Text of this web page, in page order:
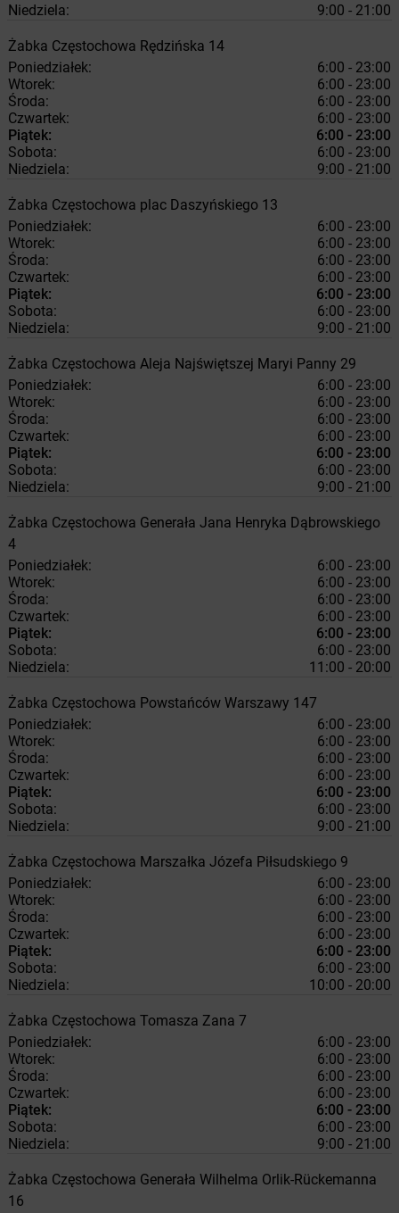
Niedziela:
9:00 - 21:00
Żabka Częstochowa Rędzińska 14
Poniedziałek:
6:00 - 23:00
Wtorek:
6:00 - 23:00
Środa:
6:00 - 23:00
Czwartek:
6:00 - 23:00
Piątek:
6:00 - 23:00
Sobota:
6:00 - 23:00
Niedziela:
9:00 - 21:00
Żabka Częstochowa plac Daszyńskiego 13
Poniedziałek:
6:00 - 23:00
Wtorek:
6:00 - 23:00
Środa:
6:00 - 23:00
Czwartek:
6:00 - 23:00
Piątek:
6:00 - 23:00
Sobota:
6:00 - 23:00
Niedziela:
9:00 - 21:00
Żabka Częstochowa Aleja Najświętszej Maryi Panny 29
Poniedziałek:
6:00 - 23:00
Wtorek:
6:00 - 23:00
Środa:
6:00 - 23:00
Czwartek:
6:00 - 23:00
Piątek:
6:00 - 23:00
Sobota:
6:00 - 23:00
Niedziela:
9:00 - 21:00
Żabka Częstochowa Generała Jana Henryka Dąbrowskiego
4
Poniedziałek:
6:00 - 23:00
Wtorek:
6:00 - 23:00
Środa:
6:00 - 23:00
Czwartek:
6:00 - 23:00
Piątek:
6:00 - 23:00
Sobota:
6:00 - 23:00
Niedziela:
11:00 - 20:00
Żabka Częstochowa Powstańców Warszawy 147
Poniedziałek:
6:00 - 23:00
Wtorek:
6:00 - 23:00
Środa:
6:00 - 23:00
Czwartek:
6:00 - 23:00
Piątek:
6:00 - 23:00
Sobota:
6:00 - 23:00
Niedziela:
9:00 - 21:00
Żabka Częstochowa Marszałka Józefa Piłsudskiego 9
Poniedziałek:
6:00 - 23:00
Wtorek:
6:00 - 23:00
Środa:
6:00 - 23:00
Czwartek:
6:00 - 23:00
Piątek:
6:00 - 23:00
Sobota:
6:00 - 23:00
Niedziela:
10:00 - 20:00
Żabka Częstochowa Tomasza Zana 7
Poniedziałek:
6:00 - 23:00
Wtorek:
6:00 - 23:00
Środa:
6:00 - 23:00
Czwartek:
6:00 - 23:00
Piątek:
6:00 - 23:00
Sobota:
6:00 - 23:00
Niedziela:
9:00 - 21:00
Żabka Częstochowa Generała Wilhelma Orlik-Rückemanna
16